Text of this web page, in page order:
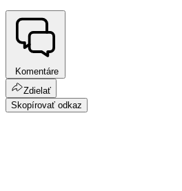
Komentáre
Zdielať
Skopírovať odkaz